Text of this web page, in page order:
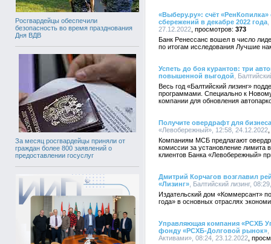
Росгвардейцы обеспечили
безопасность во время празднования
Дня ВДВ
За месяц росгвардейцы приняли от
граждан более 800 заявлений о
предоставлении госуслуг
«Выберу.ру»: счёт
сбережений в декабре 2022 года
27.12.2022
373
Банк Ренессанс вошел в число
по итогам исследования Лучшие
Успеть до боя курантов: три
повышенной выгодой ,
Весь год «Балтийский лизинг»
программами. Специально к
компании для обновления
Получите овердрафт для
«Левобережный», 12:58, 24.12.2022
Компаниям МСБ предлагают
комиссии за установление лимита
клиентов Банка «Левобережный»
Дмитрий Корчагов возглавил
«Лизинг» , Балтийский лизинг,
Издательский дом «Коммерсант»
года» в основных отраслях
Управляющая компания «РСХБ
фонду «РСХБ-Долговой рынок»
Активами», 08:24, 23.12.2022